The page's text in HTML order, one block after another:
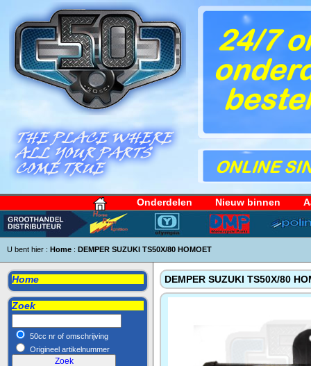
Onderdelen Nieuw binnen
U bent hier : Home : DEMPER SUZUKI TS50X/80 HOMOET
Home
Zoek
50cc nr of omschrijving
Origineel artikelnummer
DEMPER SUZUKI TS50X/80